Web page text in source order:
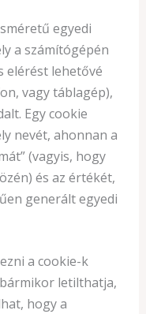
egyedi
a számítógépén
elérést lehetővé
vagy táblagép),
Egy cookie
nevét, ahonnan a
(vagyis, hogy
és az értékét,
generált egyedi
a cookie-k
letilthatja,
hogy a